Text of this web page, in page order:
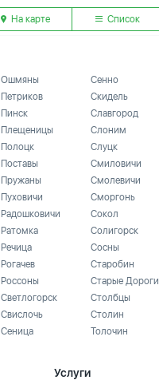
На карте Список
Ошмяны
Петриков
Пинск
Плещеницы
Полоцк
Поставы
Пружаны
Пуховичи
Радошковичи
Ратомка
Речица
Рогачев
Россоны
Светлогорск
Свислочь
Сеница
Сенно
Скидель
Славгород
Слоним
Слуцк
Смиловичи
Смолевичи
Сморгонь
Сокол
Солигорск
Сосны
Старобин
Старые Дороги
Столбцы
Столин
Толочин
Услуги